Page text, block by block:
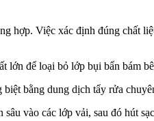
hợp. Việc xác định đúng chất
lớn để loại bỏ lớp bụi bẩn bám
bằng dung dịch tẩy rửa
vào các lớp vải, sau đó hút